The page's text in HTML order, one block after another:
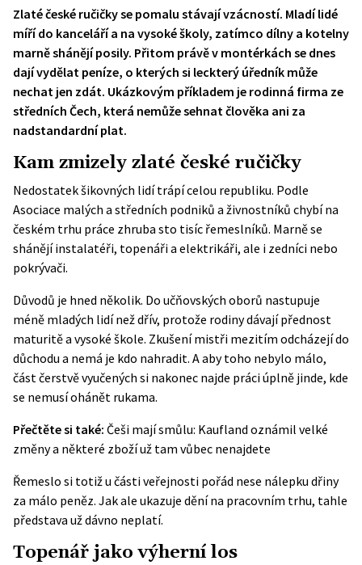
Zlaté české ručičky se pomalu stávají vzácností. Mladí lidé
míří do kanceláří a na vysoké školy, zatímco dílny a kotelny
marně shánějí posily. Přitom právě v montérkách se dnes
dají vydělat peníze, o kterých si leckterý úředník může
nechat jen zdát. Ukázkovým příkladem je rodinná firma ze
středních Čech, která nemůže sehnat člověka ani za
nadstandardní plat.
Kam zmizely zlaté české ručičky
Nedostatek šikovných lidí trápí celou republiku. Podle
Asociace malých a středních podniků a živnostníků chybí na
českém trhu práce zhruba sto tisíc řemeslníků. Marně se
shánějí instalatéři, topenáři a elektrikáři, ale i zedníci nebo
pokrývači.
Důvodů je hned několik. Do učňovských oborů nastupuje
méně mladých lidí než dřív, protože rodiny dávají přednost
maturitě a vysoké škole. Zkušení mistři mezitím odcházejí do
důchodu a nemá je kdo nahradit. A aby toho nebylo málo,
část čerstvě vyučených si nakonec najde práci úplně jinde, kde
se nemusí ohánět rukama.
Přečtěte si také: Češi mají smůlu: Kaufland oznámil velké
změny a některé zboží už tam vůbec nenajdete
Řemeslo si totiž u části veřejnosti pořád nese nálepku dřiny
za málo peněz. Jak ale ukazuje dění na pracovním trhu, tahle
představa už dávno neplatí.
Topenář jako výherní los